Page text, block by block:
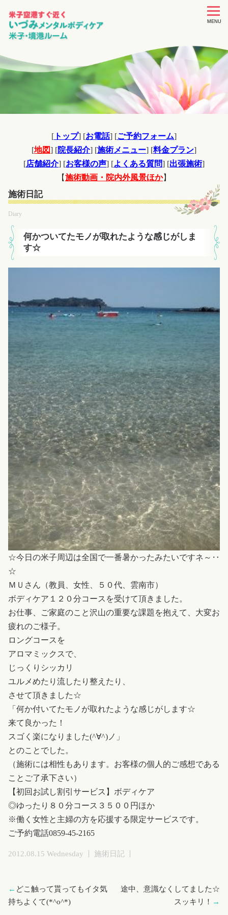
toggle
MENU
[ トップ] [お電話] [ご予約フォーム]
[地図] [院長紹介] [施術メニュー] [料金プラン]
[店舗紹介] [お客様の声] [よくある質問] [出張施術]
【施術動画・院内外風景ほか】
施術日記
Diary
何かついてたモノが取れたような感じがしま
す☆
☆今日の米子周辺は全国で一番暑かったみたいですネ～‥
☆
ＭＵさん（教員、女性、５０代、雲南市）
ボディケア１２０分コースを受けて頂きました。
お仕事、ご家庭のこと沢山の重要な課題を抱えて、大変お
疲れのご様子。
ロングコースを
アロマミックスで、
じっくりシッカリ
ユルメめたり流したり整えたり、
させて頂きました☆
「何か付いてたモノが取れたような感じがします☆
来て良かった！
スゴく楽になりました(^∀^)ノ」
とのことでした。
（施術には相性もあります。お客様の個人的ご感想である
ことご了承下さい）
【初回お試し割引サービス】ボディケア
◎ゆったり８０分コース３５００円ほか
※働く女性と主婦の方を応援する限定サービスです。
ご予約電話0859-45-2165
2012.08.15 Wednesday 施術日記
← どこ触って貰ってもイタ気
持ちよくて(*^o^*)
途中、意識なくしてました☆
スッキリ！ →